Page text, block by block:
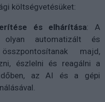
költségvetésüket:
és elhárítása: A
olyan automatizált és
majd,
észlelni és reagálni a
időben, az AI és a gépi